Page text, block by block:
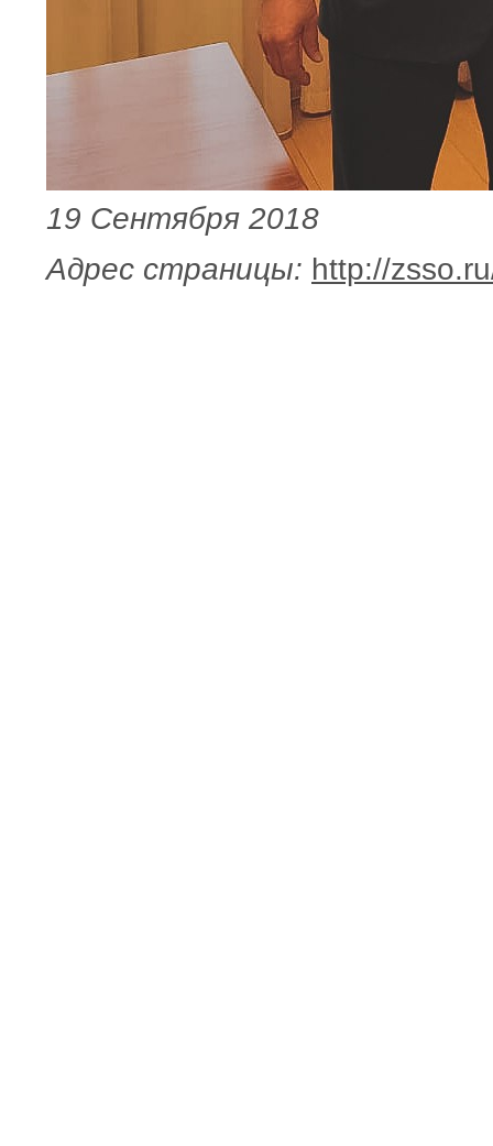
19 Сентября 2018
Адрес страницы: http://